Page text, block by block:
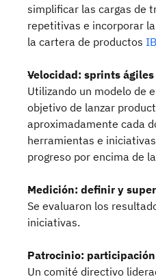
simplificar las cargas de
repetitivas e incorporar
la cartera de productos
Velocidad: sprints
Utilizando un modelo de
objetivo de lanzar
aproximadamente cada
herramientas e
progreso por encima de
Medición: definir y
Se evaluaron los
iniciativas.
Patrocinio:
Un comité directivo